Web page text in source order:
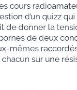
cours
d’un quizz
de donner la
de deux
mêmes
sur une